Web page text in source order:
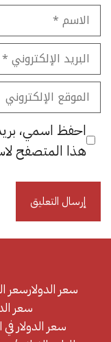
الاسم
البريد
الإلكتروني
الموقع
الإلكتروني
احفظ اسمي،
هذا المتصفح
سعر الدولارسعر
سعر
سعر الدولار في